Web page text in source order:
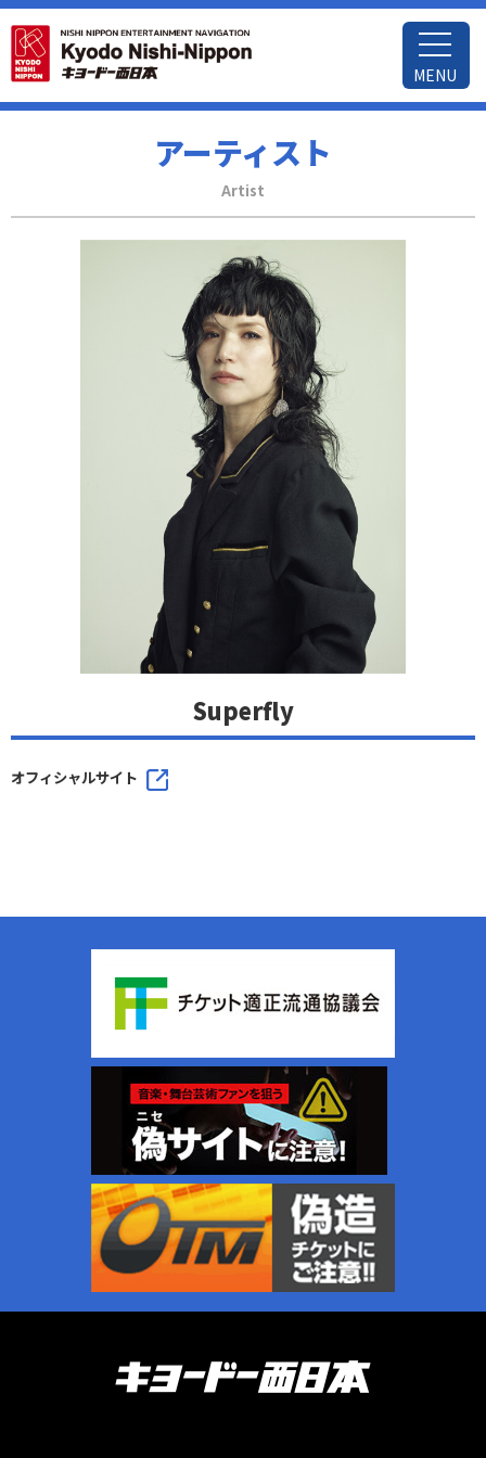
MENU
アーティスト
Artist
Superfly
オフィシャルサイト